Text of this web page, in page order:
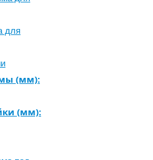
для
(мм):
(мм):